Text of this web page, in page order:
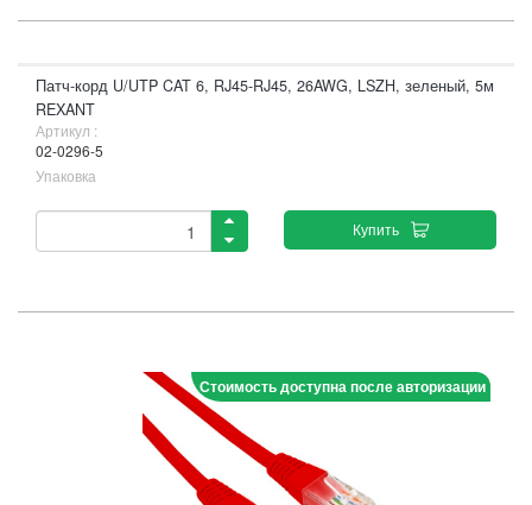
Патч-корд U/UTP CAT 6, RJ45-RJ45, 26AWG, LSZH, зеленый, 5м
REXANT
Артикул :
02-0296-5
Упаковка
Купить
Стоимость доступна после авторизации